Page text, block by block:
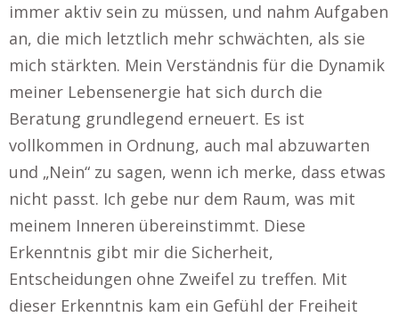
immer aktiv sein zu müssen, und nahm Aufgaben
an, die mich letztlich mehr schwächten, als sie
mich stärkten. Mein Verständnis für die Dynamik
meiner Lebensenergie hat sich durch die
Beratung grundlegend erneuert. Es ist
vollkommen in Ordnung, auch mal abzuwarten
und „Nein“ zu sagen, wenn ich merke, dass etwas
nicht passt. Ich gebe nur dem Raum, was mit
meinem Inneren übereinstimmt. Diese
Erkenntnis gibt mir die Sicherheit,
Entscheidungen ohne Zweifel zu treffen. Mit
dieser Erkenntnis kam ein Gefühl der Freiheit